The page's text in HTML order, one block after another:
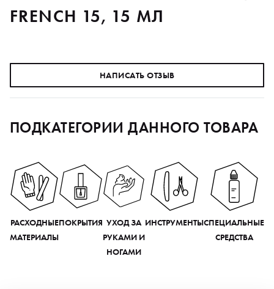
FRENCH 15, 15 МЛ
НАПИСАТЬ ОТЗЫВ
ПОДКАТЕГОРИИ ДАННОГО ТОВАРА
РАСХОДНЫЕ
МАТЕРИАЛЫ
ПОКРЫТИЯ УХОД ЗА
РУКАМИ И
НОГАМИ
ИНСТРУМЕНТЫСПЕЦИАЛЬНЫЕ
СРЕДСТВА